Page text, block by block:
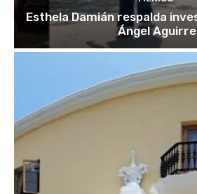
Esthela Damián respalda
Ángel Aguirre